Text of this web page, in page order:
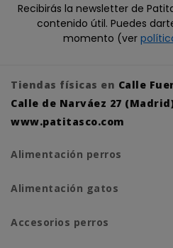
Recibirás la newsletter de
contenido útil. Puedes
momento (ver
Tiendas físicas en Calle
Calle de Narváez 27
www.patitasco.com
Alimentación perros
Alimentación gatos
Accesorios perros